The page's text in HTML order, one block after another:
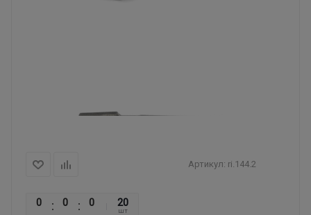
Артикул: ri.144.2
0 0 0 0
20
шт